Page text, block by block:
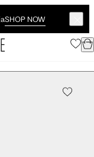
SHOP NOW